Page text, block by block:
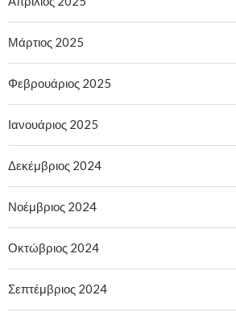
Μάρτιος 2025
Φεβρουάριος 2025
Ιανουάριος 2025
Δεκέμβριος 2024
Νοέμβριος 2024
Οκτώβριος 2024
Σεπτέμβριος 2024